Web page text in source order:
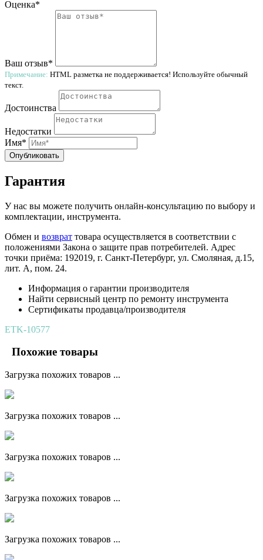
Оценка*
Ваш отзыв*
Примечание: HTML разметка не поддерживается! Используйте обычный
текст.
Достоинства
Недостатки
Имя*
Опубликовать
Гарантия
У нас вы можете получить онлайн-консультацию по выбору и
комплектации, инструмента.
Обмен и возврат товара осуществляется в соответствии с
положениями Закона о защите прав потребителей. Адрес
точки приёма: 192019, г. Санкт-Петербург, ул. Смоляная, д.15,
лит. А, пом. 24.
Информация о гарантии производителя
Найти сервисный центр по ремонту инструмента
Сертификаты продавца/производителя
ETK-10577
Похожие товары
Загрузка похожих товаров ...
Загрузка похожих товаров ...
Загрузка похожих товаров ...
Загрузка похожих товаров ...
Загрузка похожих товаров ...